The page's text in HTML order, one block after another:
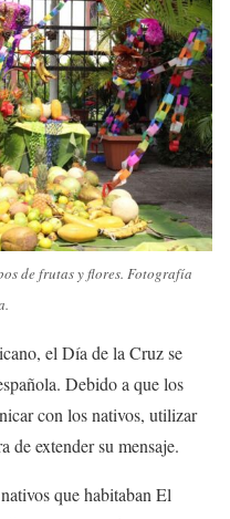
de frutas y flores. Fotografía
el Día de la Cruz se
Debido a que los
con los nativos, utilizar
de extender su mensaje.
que habitaban El